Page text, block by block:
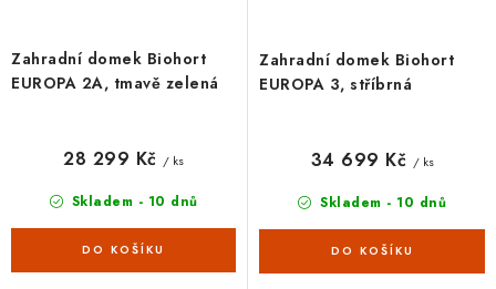
Zahradní domek Biohort
EUROPA 2A, tmavě zelená
Skladem - 10 dnů
28 299 Kč / ks
Zahradní domek Biohort
EUROPA 3, stříbrná
Skladem - 10 dnů
34 699 Kč / ks